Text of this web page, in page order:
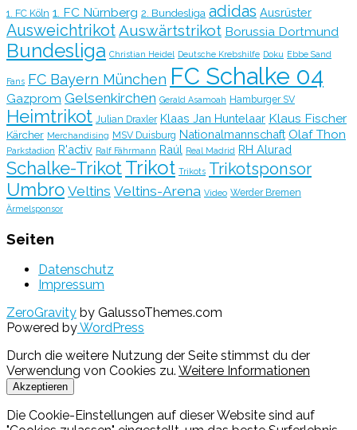
1. FC Köln 1. FC Nürnberg 2. Bundesliga adidas Ausrüster
AusweichtrikotAuswärtstrikot Borussia Dortmund
Bundesliga Christian Heidel Deutsche Krebshilfe Doku Ebbe Sand
Fans FC Bayern München FC Schalke 04
Gazprom Gelsenkirchen Gerald Asamoah Hamburger SV
Heimtrikot Julian Draxler Klaas Jan Huntelaar Klaus Fischer
Kärcher Merchandising MSV Duisburg Nationalmannschaft Olaf Thon
Parkstadion R'activ Ralf Fährmann Raúl Real Madrid RH Alurad
Schalke-TrikotTrikot Trikots Trikotsponsor
Umbro Veltins Veltins-Arena Video Werder Bremen
Ärmelsponsor
Seiten
Datenschutz
Impressum
ZeroGravity by GalussoThemes.com
Powered byWordPress
Durch die weitere Nutzung der Seite stimmst du der
Verwendung von Cookies zu. Weitere Informationen
Akzeptieren
Die Cookie-Einstellungen auf dieser Website sind auf